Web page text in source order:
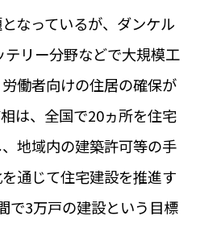
#データで読み解くフランス
お問い合わせ
運営会社
サイトポリシー
なっているが、ダンケル
テリー分野などで大規模工
働者向けの住居の確保が
は、全国で20ヵ所を住宅
地域内の建築許可等の手
通じて住宅建設を推進す
で3万戸の建設という目標